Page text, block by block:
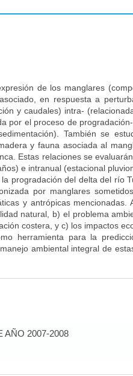
de los manglares
en respuesta a
y caudales) intra-
por el proceso de
También se
y fauna asociada al
Estas relaciones se
e intranual (estacional
progradación del delta del río
por manglares
y antrópicas mencionadas.
natural, b) el problema
costera, y c) los impactos
herramienta para la
ambiental integral de
AÑO 2007-2008